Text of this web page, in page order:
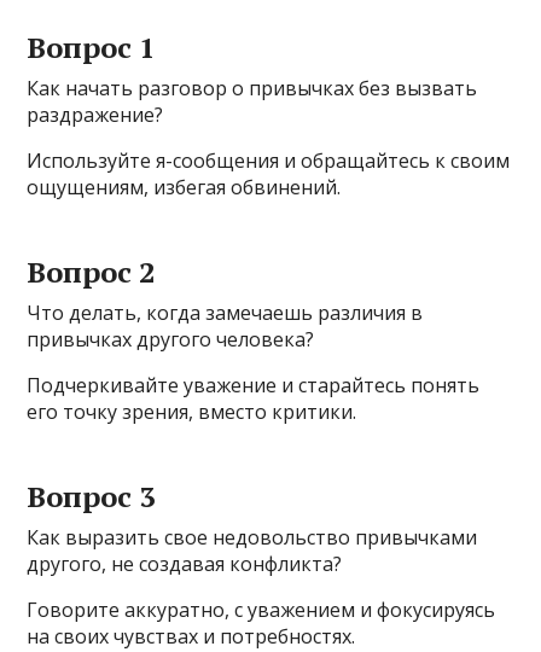
Вопрос 1
Как начать разговор о привычках без вызвать
раздражение?
Используйте я-сообщения и обращайтесь к своим
ощущениям, избегая обвинений.
Вопрос 2
Что делать, когда замечаешь различия в
привычках другого человека?
Подчеркивайте уважение и старайтесь понять
его точку зрения, вместо критики.
Вопрос 3
Как выразить свое недовольство привычками
другого, не создавая конфликта?
Говорите аккуратно, с уважением и фокусируясь
на своих чувствах и потребностях.